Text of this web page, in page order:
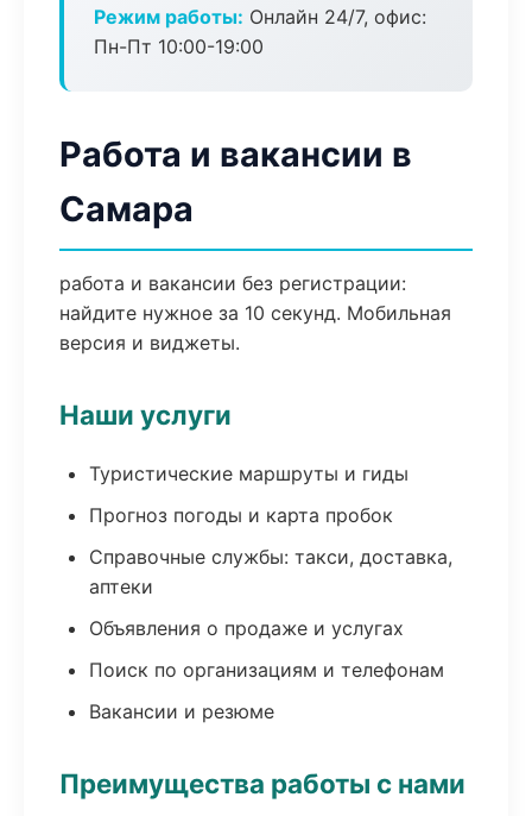
Режим работы: Онлайн 24/7, офис:
Пн-Пт 10:00-19:00
Работа и вакансии в
Самара
работа и вакансии без регистрации:
найдите нужное за 10 секунд. Мобильная
версия и виджеты.
Наши услуги
Туристические маршруты и гиды
Прогноз погоды и карта пробок
Справочные службы: такси, доставка,
аптеки
Объявления о продаже и услугах
Поиск по организациям и телефонам
Вакансии и резюме
Преимущества работы с нами